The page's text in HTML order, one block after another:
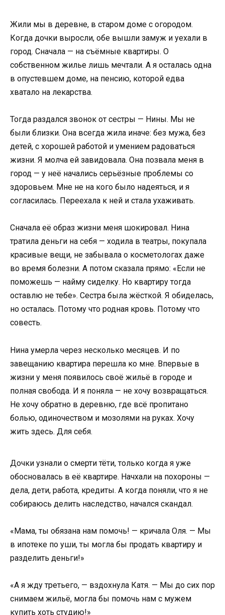
Жили мы в деревне, в старом доме с огородом.
Когда дочки выросли, обе вышли замуж и уехали в
город. Сначала — на съёмные квартиры. О
собственном жилье лишь мечтали. А я осталась одна
в опустевшем доме, на пенсию, которой едва
хватало на лекарства.
Тогда раздался звонок от сестры — Нины. Мы не
были близки. Она всегда жила иначе: без мужа, без
детей, с хорошей работой и умением радоваться
жизни. Я молча ей завидовала. Она позвала меня в
город — у неё начались серьёзные проблемы со
здоровьем. Мне не на кого было надеяться, и я
согласилась. Переехала к ней и стала ухаживать.
Сначала её образ жизни меня шокировал. Нина
тратила деньги на себя — ходила в театры, покупала
красивые вещи, не забывала о косметологах даже
во время болезни. А потом сказала прямо: «Если не
поможешь — найму сиделку. Но квартиру тогда
оставлю не тебе». Сестра была жёсткой. Я обиделась,
но осталась. Потому что родная кровь. Потому что
совесть.
Нина умерла через несколько месяцев. И по
завещанию квартира перешла ко мне. Впервые в
жизни у меня появилось своё жильё в городе и
полная свобода. И я поняла — не хочу возвращаться.
Не хочу обратно в деревню, где всё пропитано
болью, одиночеством и мозолями на руках. Хочу
жить здесь. Для себя.
Дочки узнали о смерти тёти, только когда я уже
обосновалась в её квартире. Начхали на похороны —
дела, дети, работа, кредиты. А когда поняли, что я не
собираюсь делить наследство, начался скандал.
«Мама, ты обязана нам помочь! — кричала Оля. — Мы
в ипотеке по уши, ты могла бы продать квартиру и
разделить деньги!»
«А я жду третьего, — вздохнула Катя. — Мы до сих пор
снимаем жильё, могла бы помочь нам с мужем
купить хоть студию!»